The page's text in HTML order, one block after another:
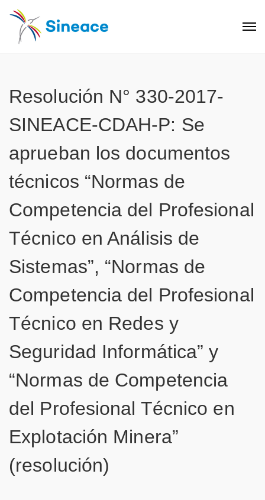
Resolución N° 330-2017-
SINEACE-CDAH-P: Se
aprueban los documentos
técnicos “Normas de
Competencia del Profesional
Técnico en Análisis de
Sistemas”, “Normas de
Competencia del Profesional
Técnico en Redes y
Seguridad Informática” y
“Normas de Competencia
del Profesional Técnico en
Explotación Minera”
(resolución)